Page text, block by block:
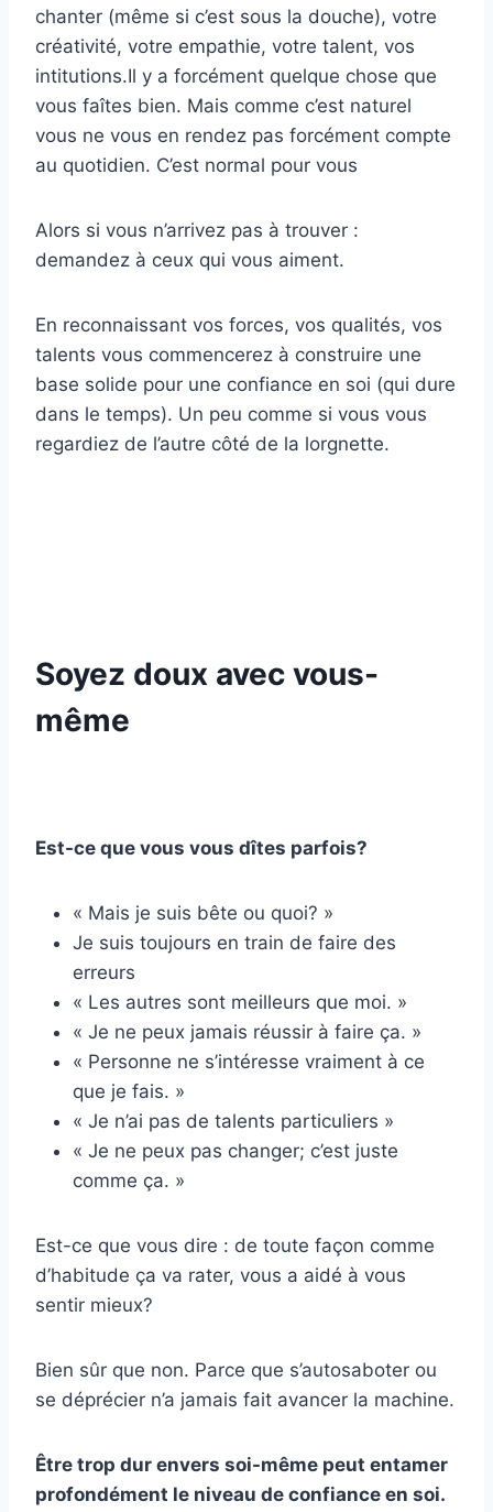
chanter (même si c’est sous la douche), votre
créativité, votre empathie, votre talent, vos
intitutions.Il y a forcément quelque chose que
vous faîtes bien. Mais comme c’est naturel
vous ne vous en rendez pas forcément compte
au quotidien. C’est normal pour vous
Alors si vous n’arrivez pas à trouver :
demandez à ceux qui vous aiment.
En reconnaissant vos forces, vos qualités, vos
talents vous commencerez à construire une
base solide pour une confiance en soi (qui dure
dans le temps). Un peu comme si vous vous
regardiez de l’autre côté de la lorgnette.
Soyez doux avec vous-
même
Est-ce que vous vous dîtes parfois?
« Mais je suis bête ou quoi? »
Je suis toujours en train de faire des
erreurs
« Les autres sont meilleurs que moi. »
« Je ne peux jamais réussir à faire ça. »
« Personne ne s’intéresse vraiment à ce
que je fais. »
« Je n’ai pas de talents particuliers »
« Je ne peux pas changer; c’est juste
comme ça. »
Est-ce que vous dire : de toute façon comme
d’habitude ça va rater, vous a aidé à vous
sentir mieux?
Bien sûr que non. Parce que s’autosaboter ou
se déprécier n’a jamais fait avancer la machine.
Être trop dur envers soi-même peut entamer
profondément le niveau de confiance en soi.